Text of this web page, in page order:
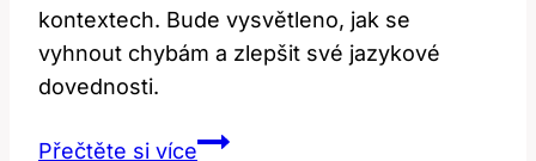
kontextech. Bude vysvětleno, jak se
vyhnout chybám a zlepšit své jazykové
dovednosti.
Přečtěte si víceAnalyze: